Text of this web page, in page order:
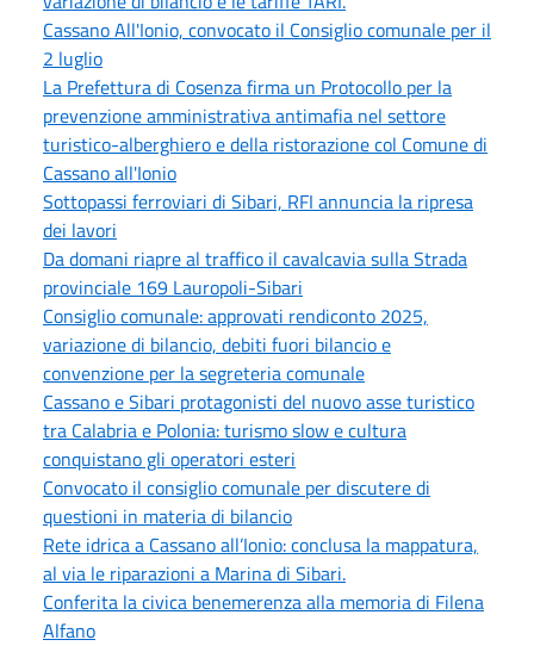
Cassano All'Ionio, convocato il Consiglio comunale per il
2 luglio
La Prefettura di Cosenza firma un Protocollo per la
prevenzione amministrativa antimafia nel settore
turistico-alberghiero e della ristorazione col Comune di
Cassano all'Ionio
Sottopassi ferroviari di Sibari, RFI annuncia la ripresa
dei lavori
Da domani riapre al traffico il cavalcavia sulla Strada
provinciale 169 Lauropoli-Sibari
Consiglio comunale: approvati rendiconto 2025,
variazione di bilancio, debiti fuori bilancio e
convenzione per la segreteria comunale
Cassano e Sibari protagonisti del nuovo asse turistico
tra Calabria e Polonia: turismo slow e cultura
conquistano gli operatori esteri
Convocato il consiglio comunale per discutere di
questioni in materia di bilancio
Rete idrica a Cassano all’Ionio: conclusa la mappatura,
al via le riparazioni a Marina di Sibari.
Conferita la civica benemerenza alla memoria di Filena
Alfano